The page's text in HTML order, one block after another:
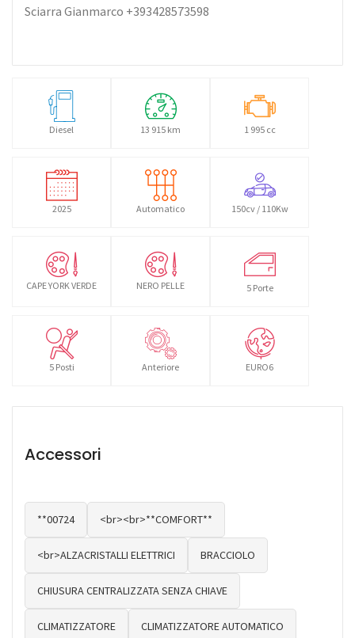
Sciarra Gianmarco +393428573598
Diesel 13 915 km 1 995 cc
2025 Automatico 150cv / 110Kw
CAPE YORK VERDE NERO PELLE 5 Porte
5 Posti Anteriore EURO6
Accessori
**00724 <br><br>**COMFORT**
<br>ALZACRISTALLI ELETTRICI BRACCIOLO
CHIUSURA CENTRALIZZATA SENZA CHIAVE
CLIMATIZZATORE CLIMATIZZATORE AUTOMATICO